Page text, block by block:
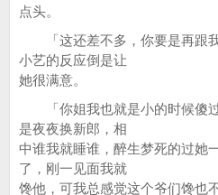
点头。
「这还差不多，你要是再跟
小艺的反应倒是让
她很满意。
「你姐我也就是小的时候傻
是夜夜换新郎，相
中谁我就睡谁，醉生梦死的过她
了，刚一见面我就
馋他，可我总感觉这个爷们馋也